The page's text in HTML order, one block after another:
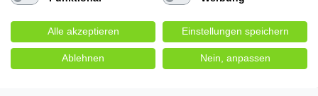
Wir bieten folgende
Alle akzeptieren Einstellungen speichern
Ablehnen Nein, anpassen